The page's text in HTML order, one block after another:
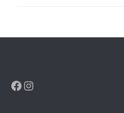
Facebook